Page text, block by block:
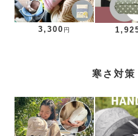
3,300 円
寒さ対策